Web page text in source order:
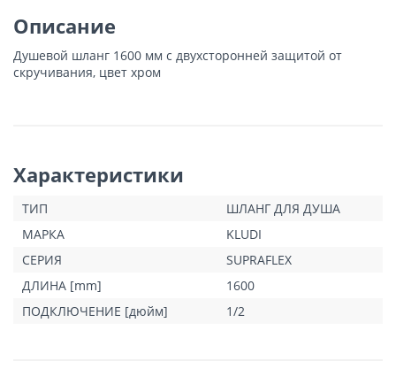
Описание
Душевой шланг 1600 мм с двухсторонней защитой от
скручивания, цвет хром
Характеристики
ТИП
ШЛАНГ ДЛЯ ДУША
МАРКА
KLUDI
СЕРИЯ
SUPRAFLEX
ДЛИНА [mm]
1600
ПОДКЛЮЧЕНИЕ [дюйм]
1/2